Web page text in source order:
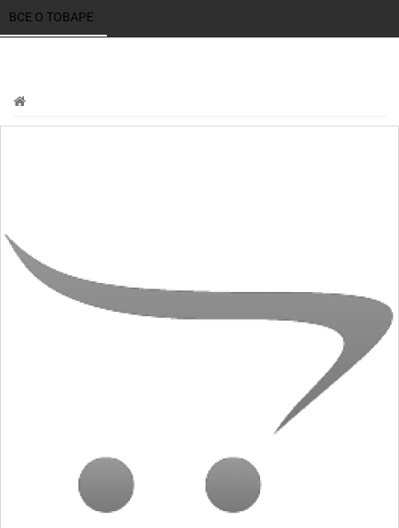
ВСЕ О ТОВАРЕ